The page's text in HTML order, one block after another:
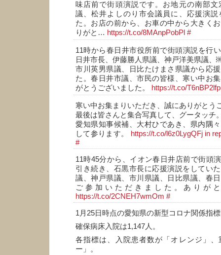
味店前で街頭演説です。お地元の南部
議、松井よしのり市会議員に、応援演
た。お店の前から、お車の中から大きく
りがと… https://t.co/8MAnpPobPl #
11時から春日井市役所前で街頭演説を行
日井市長、伊藤勝人県議、神戸洋美県議、
市川英男県議、日比たけまさ県議から応
た。春日井市議、市民の皆様、寒い中お
がとうございました。
https://t.co/
寒い中お集まりいただき、誠にありがとう
最後は皆さんと集合写真して、グータッチ
愛知県知事候補、大村ひであき、県内隅
して参ります。
https://t.co/l6z0LygQFj in
#
11時45分から、イオン春日井店前で街頭
引き続き、石黒市長に応援演説をしてい
議、神戸県議、市川県議、日比県議、春
ご参加いただきました。ありが
https://t.co/2CNEH7wmOm #
1月25日時点の愛知県の新型コロナ関係指
確保病床入院は1,147人。
各指標は、入院患者数が「オレンジ」
ー」。